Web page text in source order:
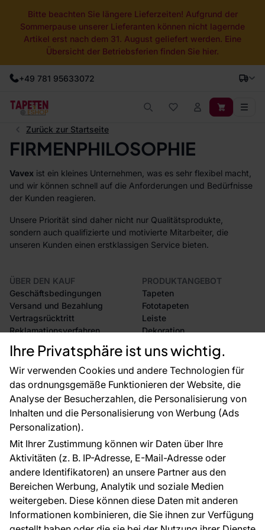
Ihre Privatsphäre ist uns wichtig.
Wir verwenden Cookies und andere Technologien für
das ordnungsgemäße Funktionieren der Website, die
Analyse der Besucherzahlen, die Personalisierung von
Inhalten und die Personalisierung von Werbung (Ads
Personalization).
Mit Ihrer Zustimmung können wir Daten über Ihre
Aktivitäten (z. B. IP-Adresse, E-Mail-Adresse oder
andere Identifikatoren) an unsere Partner aus den
Bereichen Werbung, Analytik und soziale Medien
weitergeben. Diese können diese Daten mit anderen
Informationen kombinieren, die Sie ihnen zur Verfügung
Bitte beachten Sie längere Lieferzeiten! Aufgrund der
Sommerpause unserer Lieferanten können nicht lagernde
Artikel erst nach dem 31. August geliefert werden. Eine
Übersicht der Betriebsferien finden Sie hier.
+49 781 95633072
Zurück zur Startseite
FIRMENPHILOSOPHIE
Vavex ist ein kleines Unternehmen, was es sehr flexibel macht,
und wir können schnell auf die Anforderungen und Bedürfnisse
der Kunden reagieren.
Unsere Priorität sind daher nicht nur Qualitätsprodukte,
sondern auch qualifizierte und motivierte Mitarbeiter, die
unseren Kunden einen erstklassigen Service bieten.
ÜBER DEN KAUF
Geschäftsbedingungen
Versand und Bezahlung
Vertragsrücktritt
Reklamationsverfahren
Rücksendung von Waren
CE-Zertifizierung
Großhandel
Raumvisualisierung
PRODUKTANGEBOT
Tapeten
Fototapeten
Leiste
Dekoration
Selbstklebende Folien
Zubehör
Tapetenmuster
FÜR SIE
Blog
EU-Projekte
Ratschläge und Tipps
FAQ
ÜBER DAS UNTERNEHMEN
Kontakt